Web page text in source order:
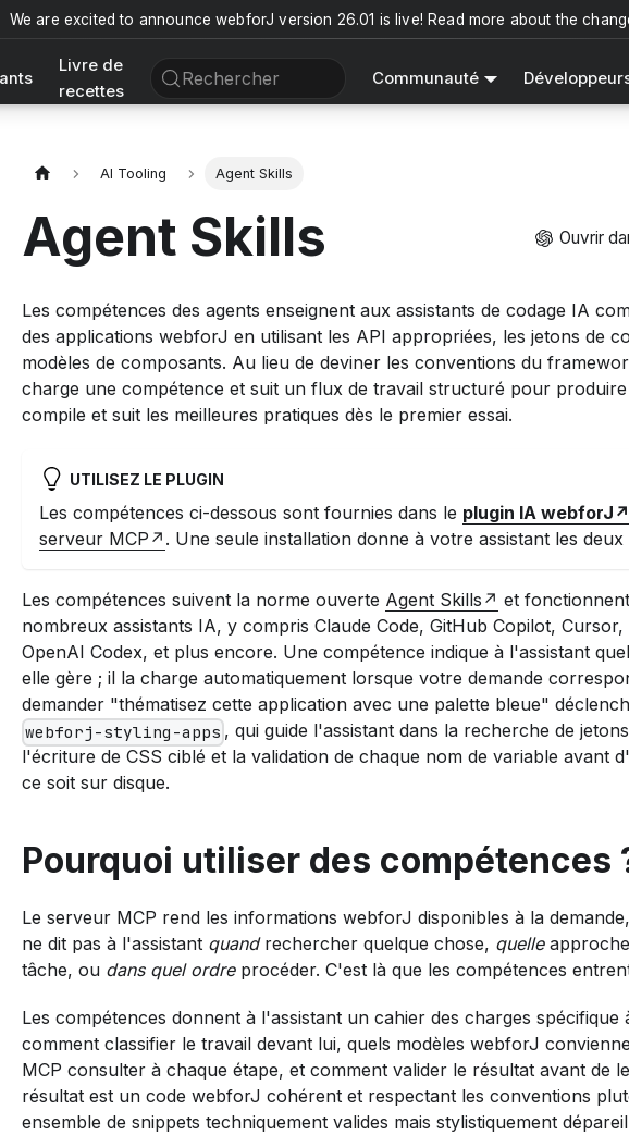
We are excited to announce webforJ version 26.01 is live! Read more about the
Livre de
recettes
Rechercher Communauté
AI Tooling Agent Skills
Agent Skills Ouvrir
Les compétences des agents enseignent aux assistants de codage IA
des applications webforJ en utilisant les API appropriées, les jetons de
modèles de composants. Au lieu de deviner les conventions du
charge une compétence et suit un flux de travail structuré pour produire
compile et suit les meilleures pratiques dès le premier essai.
UTILISEZ LE PLUGIN
Les compétences ci-dessous sont fournies dans le plugin IA webforJ
serveur MCP
. Une seule installation donne à votre assistant les deux
Les compétences suivent la norme ouverte Agent Skills
et
nombreux assistants IA, y compris Claude Code, GitHub Copilot, Cursor,
OpenAI Codex, et plus encore. Une compétence indique à l'assistant
elle gère ; il la charge automatiquement lorsque votre demande
demander "thématisez cette application avec une palette bleue"
webforj-styling-apps , qui guide l'assistant dans la recherche de
l'écriture de CSS ciblé et la validation de chaque nom de variable avant
ce soit sur disque.
Pourquoi utiliser des compétences
Le serveur MCP rend les informations webforJ disponibles à la
ne dit pas à l'assistant quandrechercher quelque chose, quelle
tâche, ou dans quel ordreprocéder. C'est là que les compétences
Les compétences donnent à l'assistant un cahier des charges spécifique
comment classifier le travail devant lui, quels modèles webforJ
MCP consulter à chaque étape, et comment valider le résultat avant de
résultat est un code webforJ cohérent et respectant les conventions
ensemble de snippets techniquement valides mais stylistiquement